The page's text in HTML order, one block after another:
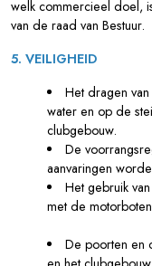
welk commercieel doel,
van de raad van Bestuur.
5. VEILIGHEID
Het dragen
water en op de
clubgebouw.
De
aanvaringen
Het gebruik
met de
De poorten en